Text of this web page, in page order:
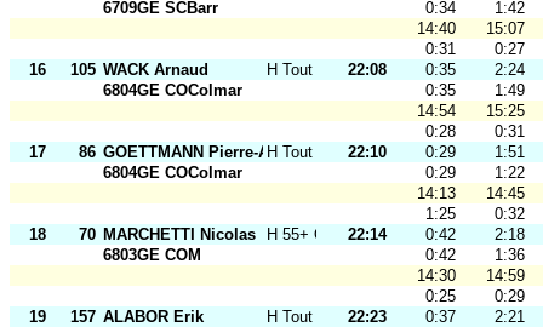
6709GE SCBarr
0:34
1:42
14:40
15:07
0:31
0:27
16
105 WACK Arnaud H Tout Ages22:08 0:35
2:24
6804GE COColmar
0:35
1:49
14:54
15:25
0:28
0:31
17
86 GOETTMANN Pierre-AiméH Tout Ages22:10 0:29
1:51
6804GE COColmar
0:29
1:22
14:13
14:45
1:25
0:32
18
70 MARCHETTI Nicolas H 55+ O 22:14 0:42
2:18
6803GE COM
0:42
1:36
14:30
14:59
0:25
0:29
19
157 ALABOR Erik H Tout Ages22:23 0:37
2:21